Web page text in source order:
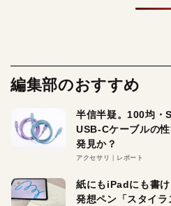
編集部のおすすめ
半信半疑。100均・
USB-Cケーブルの
発見か？
アクセサリ レポート
紙にもiPadにも書
発想ペン「スタイ